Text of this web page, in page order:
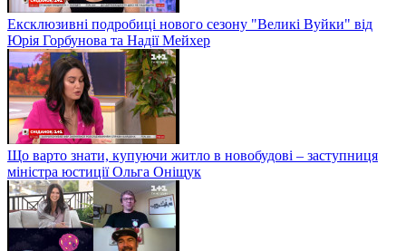
Ексклюзивні подробиці нового сезону "Великі Вуйки" від
Юрія Горбунова та Надії Мейхер
Що варто знати, купуючи житло в новобудові – заступниця
міністра юстиції Ольга Оніщук